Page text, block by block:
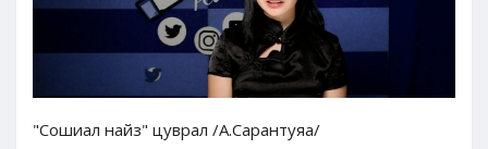
"Сошиал найз" цуврал /А.Сарантуяа/